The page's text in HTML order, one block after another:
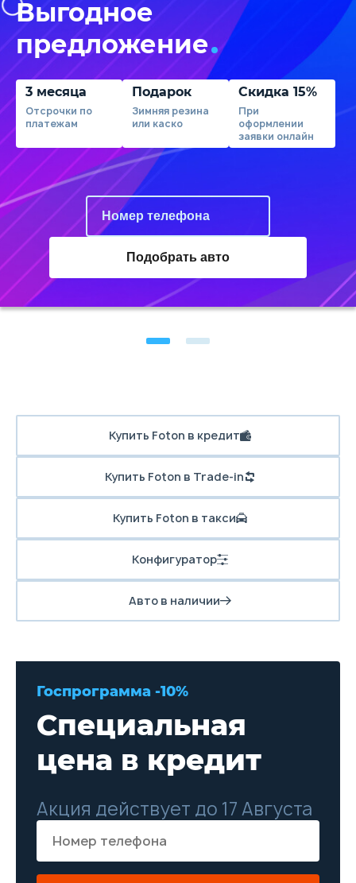
Выгодное
предложение
3 месяца
Отсрочки по
платежам
Подарок
Зимняя резина
или каско
Скидка 15%
При
оформлении
заявки онлайн
Подобрать авто
Купить Foton в кредит
Купить Foton в Trade-in
Купить Foton в такси
Конфигуратор
Авто в наличии
Госпрограмма -10%
Специальная
цена в кредит
Акция действует до 17 Августа